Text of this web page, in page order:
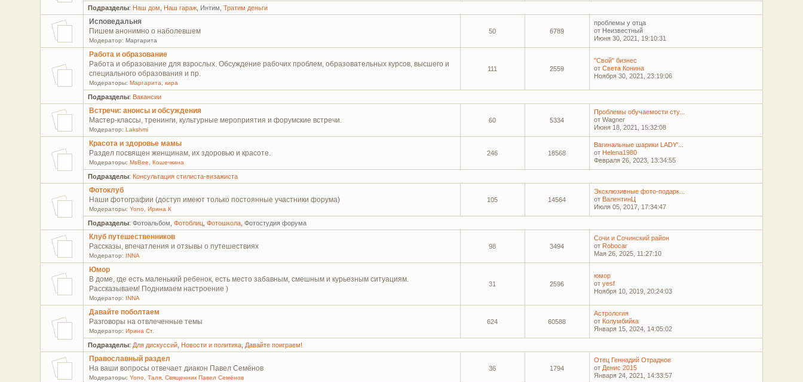
Подразделы: Наш дом Наш гараж Интим ,Тратим деньги
Исповедальня
Пишем анонимно о наболевшем
Модератор: Маргарита
50 6789
проблемы у отца
от Неизвестный
Июня 30, 2021, 19:10:31
Работа и образование
Работа и образование для взрослых. Обсуждение рабочих проблем, образовательных курсов, высшего и
специального образования и пр.
Модераторы: Маргарита кира
111 2559
"Свой" бизнес
отСвета Конина
Ноября 30, 2021, 23:19:06
Подразделы: Вакансии
Встречи: анонсы и обсуждения
Мастер-классы, тренинги, культурные мероприятия и форумские встречи.
Модератор: Lakshmi
60 5334
Проблемы обучаемости сту...
от Wagner
Июня 18, 2021, 15:32:08
Красота и здоровье мамы
Раздел посвящен женщинам, их здоровью и красоте.
Модераторы: MsBee Кошечкина
246 18568
Вагинальные шарики LADY'...
от Helena1980
Февраля 26, 2023, 13:34:55
Подразделы: Консультация стилиста-визажиста
Фотоклуб
Наши фотографии (доступ имеют только постоянные участники форума)
Модераторы: Yono, Ирина К
105 14564
Эксклюзивные фото-подарк...
от ВалентинЦ
Июля 05, 2017, 17:34:47
Подразделы:Фотоальбом ,Фотоблиц ,Фотошкола ,Фотостудия форума
Клуб путешественников
Рассказы, впечатления и отзывы о путешествиях
Модератор: INNA
98 3494
Сочи и Сочинский район
от Robocar
Мая 26, 2025, 11:27:10
Юмор
В доме, где есть маленький ребенок, есть место забавным, смешным и курьезным ситуациям.
Рассказываем! Поднимаем настроение )
Модератор: INNA
31 2596
юмор
отyesf
Ноября 10, 2019, 20:24:03
Давайте поболтаем
Разговоры на отвлеченные темы
Модератор: Ирина Ст.
624 60588
Астрология
от Колумбийка
Января 15, 2024, 14:05:02
Подразделы: Для дискусcий Новости и политика Давайте поиграем!
Православный раздел
На ваши вопросы отвечает диакон Павел Семёнов
Модераторы: Yono, Таля, Священник Павел Семёнов
36 1794
Отец Геннадий Отрадное
от Денис 2015
Января 24, 2021, 14:33:57